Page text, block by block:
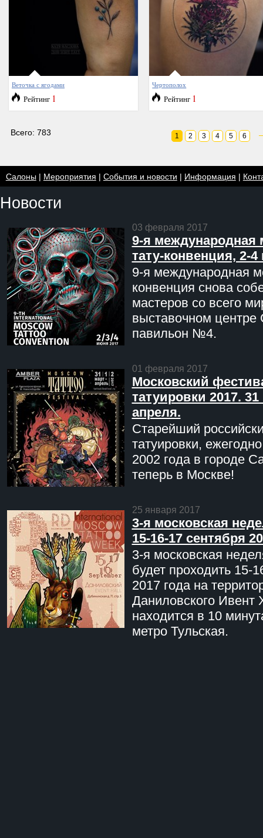
Веточка с ягодами
Рейтинг 1
Чертополох
Рейтинг 1
Всего: 783 1 2 3 4 5 6
Салоны| Мероприятия | События и новости | Информация |
Новости
03 февраля 2017
9-я международная
тату-конвенция, 2-
9-я международная
конвенция снова
мастеров со всего
выставочном центре
павильон №4.
01 февраля 2017
Московский
татуировки 2017. 31
апреля.
Старейший
татуировки,
2002 года в городе
теперь в Москве!
25 января 2017
3-я московская
15-16-17 сентября
3-я московская
будет проходить 15-
2017 года на
Даниловского Ивент
находится в 10
метро Тульская.